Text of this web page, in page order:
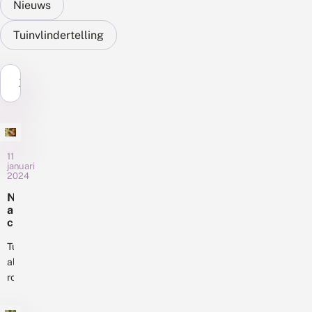
Nieuws
Tuinvlindertelling
Zoek...
11
januari
2024
N
a
c
t
v
li
n
Tussen
alle
rotjes,
toasts,